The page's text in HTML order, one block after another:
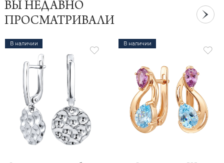
ВЫ НЕДАВНО
ПРОСМАТРИВАЛИ
В наличии В наличии